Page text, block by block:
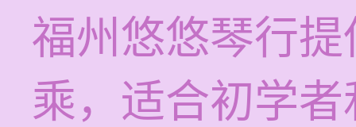
福州悠悠琴行
乘，适合初学